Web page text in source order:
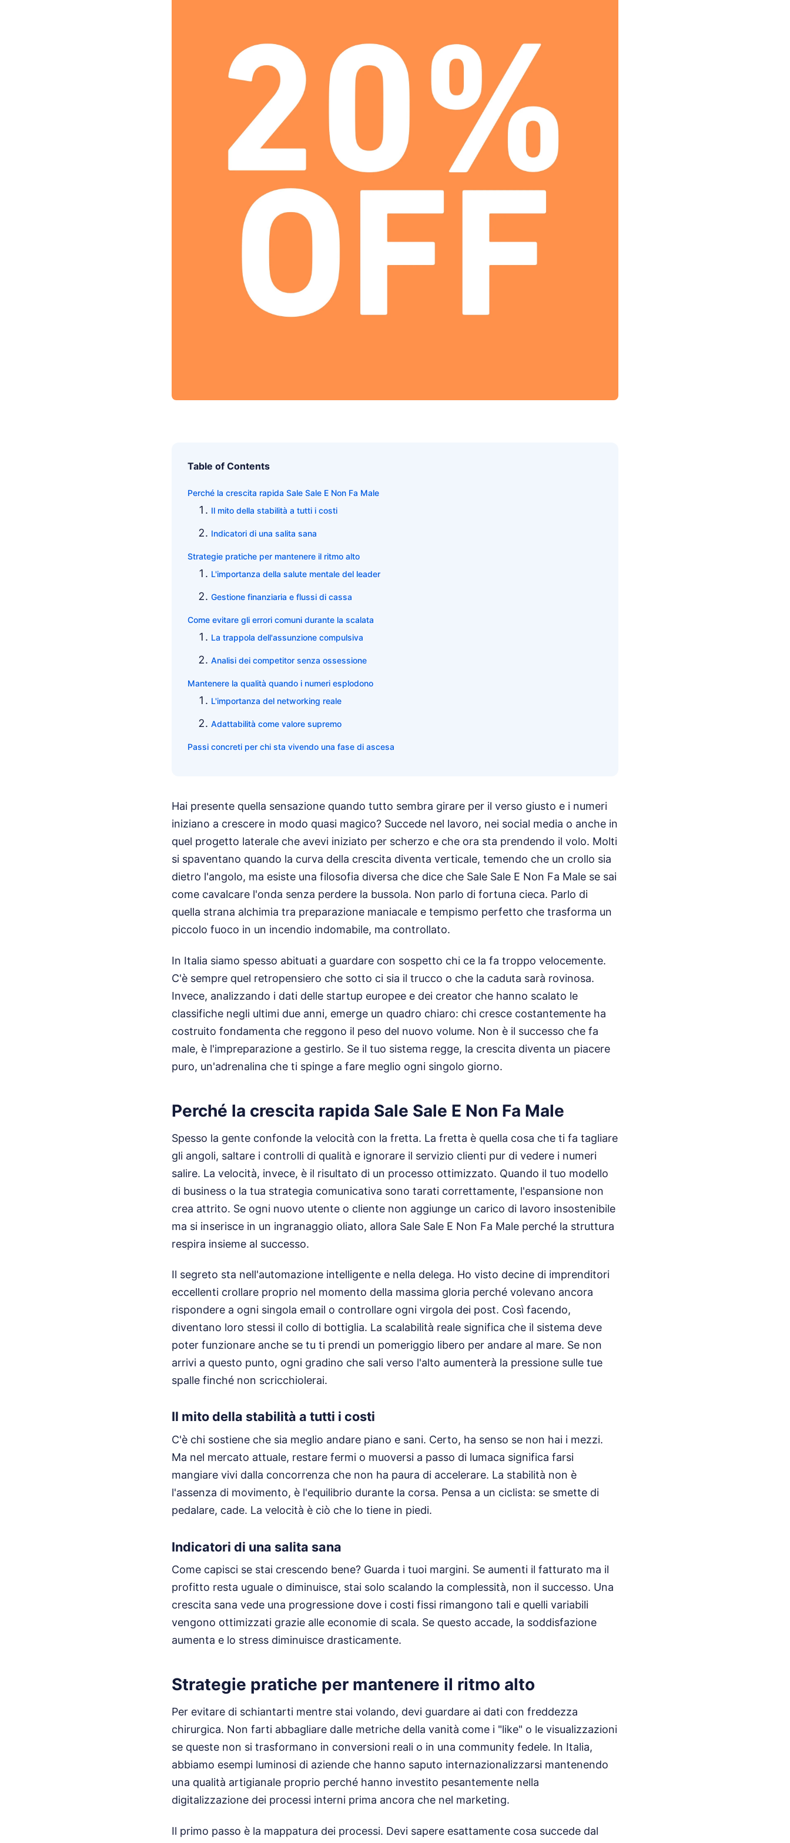
Table of Contents
Perché la crescita rapida Sale Sale E Non Fa Male
Il mito della stabilità a tutti i costi
Indicatori di una salita sana
Strategie pratiche per mantenere il ritmo alto
L'importanza della salute mentale del leader
Gestione finanziaria e flussi di cassa
Come evitare gli errori comuni durante la scalata
La trappola dell'assunzione compulsiva
Analisi dei competitor senza ossessione
Mantenere la qualità quando i numeri esplodono
L'importanza del networking reale
Adattabilità come valore supremo
Passi concreti per chi sta vivendo una fase di ascesa
Hai presente quella sensazione quando tutto sembra girare per il verso giusto e i numeri
iniziano a crescere in modo quasi magico? Succede nel lavoro, nei social media o anche in
quel progetto laterale che avevi iniziato per scherzo e che ora sta prendendo il volo. Molti
si spaventano quando la curva della crescita diventa verticale, temendo che un crollo sia
dietro l'angolo, ma esiste una filosofia diversa che dice che Sale Sale E Non Fa Male se sai
come cavalcare l'onda senza perdere la bussola. Non parlo di fortuna cieca. Parlo di
quella strana alchimia tra preparazione maniacale e tempismo perfetto che trasforma un
piccolo fuoco in un incendio indomabile, ma controllato.
In Italia siamo spesso abituati a guardare con sospetto chi ce la fa troppo velocemente.
C'è sempre quel retropensiero che sotto ci sia il trucco o che la caduta sarà rovinosa.
Invece, analizzando i dati delle startup europee e dei creator che hanno scalato le
classifiche negli ultimi due anni, emerge un quadro chiaro: chi cresce costantemente ha
costruito fondamenta che reggono il peso del nuovo volume. Non è il successo che fa
male, è l'impreparazione a gestirlo. Se il tuo sistema regge, la crescita diventa un piacere
puro, un'adrenalina che ti spinge a fare meglio ogni singolo giorno.
Perché la crescita rapida Sale Sale E Non Fa Male
Spesso la gente confonde la velocità con la fretta. La fretta è quella cosa che ti fa tagliare
gli angoli, saltare i controlli di qualità e ignorare il servizio clienti pur di vedere i numeri
salire. La velocità, invece, è il risultato di un processo ottimizzato. Quando il tuo modello
di business o la tua strategia comunicativa sono tarati correttamente, l'espansione non
crea attrito. Se ogni nuovo utente o cliente non aggiunge un carico di lavoro insostenibile
ma si inserisce in un ingranaggio oliato, allora Sale Sale E Non Fa Male perché la struttura
respira insieme al successo.
Il segreto sta nell'automazione intelligente e nella delega. Ho visto decine di imprenditori
eccellenti crollare proprio nel momento della massima gloria perché volevano ancora
rispondere a ogni singola email o controllare ogni virgola dei post. Così facendo,
diventano loro stessi il collo di bottiglia. La scalabilità reale significa che il sistema deve
poter funzionare anche se tu ti prendi un pomeriggio libero per andare al mare. Se non
arrivi a questo punto, ogni gradino che sali verso l'alto aumenterà la pressione sulle tue
spalle finché non scricchiolerai.
Il mito della stabilità a tutti i costi
C'è chi sostiene che sia meglio andare piano e sani. Certo, ha senso se non hai i mezzi.
Ma nel mercato attuale, restare fermi o muoversi a passo di lumaca significa farsi
mangiare vivi dalla concorrenza che non ha paura di accelerare. La stabilità non è
l'assenza di movimento, è l'equilibrio durante la corsa. Pensa a un ciclista: se smette di
pedalare, cade. La velocità è ciò che lo tiene in piedi.
Indicatori di una salita sana
Come capisci se stai crescendo bene? Guarda i tuoi margini. Se aumenti il fatturato ma il
profitto resta uguale o diminuisce, stai solo scalando la complessità, non il successo. Una
crescita sana vede una progressione dove i costi fissi rimangono tali e quelli variabili
vengono ottimizzati grazie alle economie di scala. Se questo accade, la soddisfazione
aumenta e lo stress diminuisce drasticamente.
Strategie pratiche per mantenere il ritmo alto
Per evitare di schiantarti mentre stai volando, devi guardare ai dati con freddezza
chirurgica. Non farti abbagliare dalle metriche della vanità come i "like" o le visualizzazioni
se queste non si trasformano in conversioni reali o in una community fedele. In Italia,
abbiamo esempi luminosi di aziende che hanno saputo internazionalizzarsi mantenendo
una qualità artigianale proprio perché hanno investito pesantemente nella
digitalizzazione dei processi interni prima ancora che nel marketing.
Il primo passo è la mappatura dei processi. Devi sapere esattamente cosa succede dal